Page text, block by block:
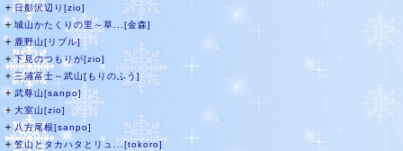
＋日影沢辺り[zio]
＋ 城山かたくりの里～草...[金森]
＋ 鹿野山[リブル]
＋下見のつもりが[zio]
＋三浦富士～武山[もりのふう]
＋ 武尊山[sanpo]
＋ 大室山[zio]
＋八方尾根[sanpo]
＋笠山とタカハタとリュ...[tokoro]